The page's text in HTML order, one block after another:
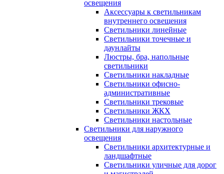
освещения
Аксессуары к светильникам
внутреннего освещения
Светильники линейные
Светильники точечные и
даунлайты
Люстры, бра, напольные
светильники
Светильники накладные
Светильники офисно-
административные
Светильники трековые
Светильники ЖКХ
Светильники настольные
Светильники для наружного
освещения
Светильники архитектурные и
ландшафтные
Светильники уличные для дорог